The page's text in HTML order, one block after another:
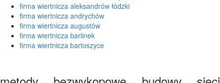
firma wiertnicza aleksandrów łódzki
firma wiertnicza andrychów
firma wiertnicza augustów
firma wiertnicza barlinek
firma wiertnicza bartoszyce